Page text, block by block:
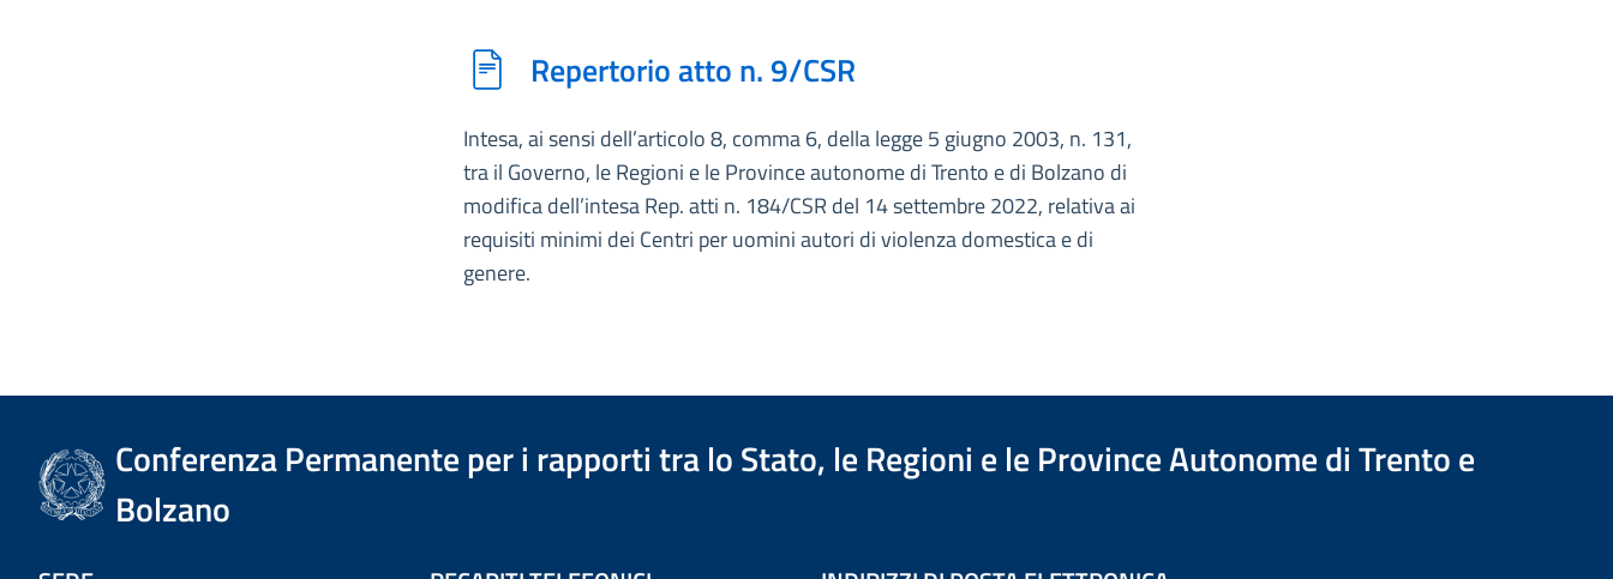
Repertorio atto n. 9/CSR
Intesa, ai sensi dell’articolo 8, comma 6, della legge 5 giugno 2003, n. 131,
tra il Governo, le Regioni e le Province autonome di Trento e di Bolzano di
modifica dell’intesa Rep. atti n. 184/CSR del 14 settembre 2022, relativa ai
requisiti minimi dei Centri per uomini autori di violenza domestica e di
genere.
Conferenza Permanente per i rapporti tra lo Stato, le Regioni e le Province Autonome di Trento e
Bolzano